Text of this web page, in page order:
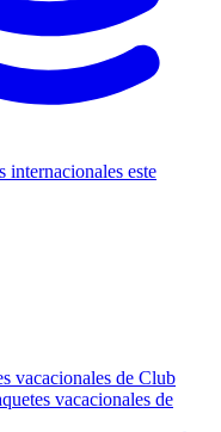
internacionales este
vacacionales de Club
vacacionales de